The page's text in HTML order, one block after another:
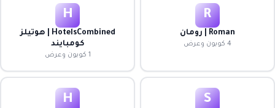
R
Roman | رومان
4 كوبون وعرض
H
HotelsCombined | هوتيلز
كومبايند
1 كوبون وعرض
S
H